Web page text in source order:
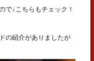
で↓こちらもチェック！
の紹介がありましたが